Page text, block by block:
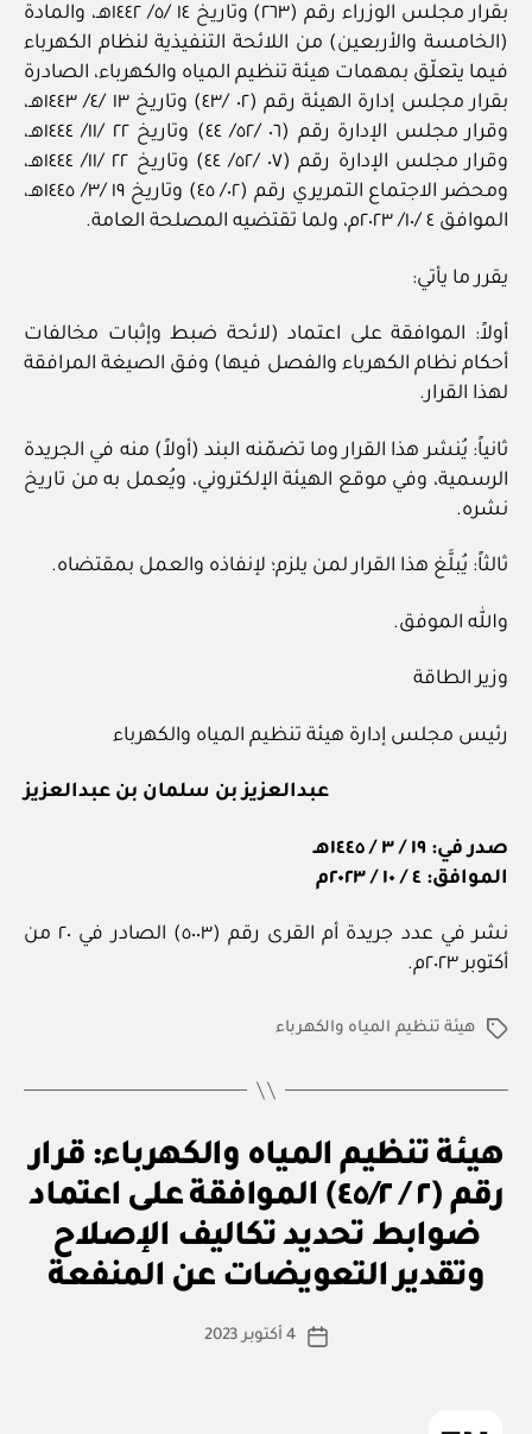
بقرار مجلس الوزراء رقم (٢٦٣) وتاريخ ١٤ /٥/ ١٤٤٢هـ، والمادة
(الخامسة والأربعين) من اللائحة التنفيذية لنظام الكهرباء
فيما يتعلّق بمهمات هيئة تنظيم المياه والكهرباء، الصادرة
بقرار مجلس إدارة الهيئة رقم (٠٢ /٤٣) وتاريخ ١٣ /٤/ ١٤٤٣هـ،
وقرار مجلس الإدارة رقم (٠٦ /٥٢/ ٤٤) وتاريخ ٢٢ /١١/ ١٤٤٤هـ،
وقرار مجلس الإدارة رقم (٠٧ /٥٢/ ٤٤) وتاريخ ٢٢ /١١/ ١٤٤٤هـ،
ومحضر الاجتماع التمريري رقم (٠٢/ ٤٥) وتاريخ ١٩ /٣/ ١٤٤٥هـ،
الموافق ٤ /١٠/ ٢٠٢٣م، ولما تقتضيه المصلحة العامة.
يقرر ما يأتي:
أولاً: الموافقة على اعتماد (لائحة ضبط وإثبات مخالفات
أحكام نظام الكهرباء والفصل فيها) وفق الصيغة المرافقة
لهذا القرار.
ثانياً: يُنشر هذا القرار وما تضمّنه البند (أولاً) منه في الجريدة
الرسمية، وفي موقع الهيئة الإلكتروني، ويُعمل به من تاريخ
نشره.
ثالثاً: يُبلَّغ هذا القرار لمن يلزم؛ لإنفاذه والعمل بمقتضاه.
والله الموفق.
وزير الطاقة
رئيس مجلس إدارة هيئة تنظيم المياه والكهرباء
عبدالعزيز بن سلمان بن عبدالعزيز
صدر في: ١٩ / ٣ / ١٤٤٥هـ
الموافق: ٤ / ١٠ / ٢٠٢٣م
نشر في عدد جريدة أم القرى رقم (٥٠٠٣) الصادر في ٢٠ من
أكتوبر ٢٠٢٣م.
الوسومهيئة تنظيم المياه والكهرباء
التصنيفات
ار
هيئة تنظيم المياه والكهرباء: قرار
رقم (٢ / ٤٥/٢) الموافقة على اعتماد
ضوابط تحديد تكاليف الإصلاح
وتقدير التعويضات عن المنفعة
كاتب
بو
ا
س
ة
تاريخ
4 أكتوبر 2023